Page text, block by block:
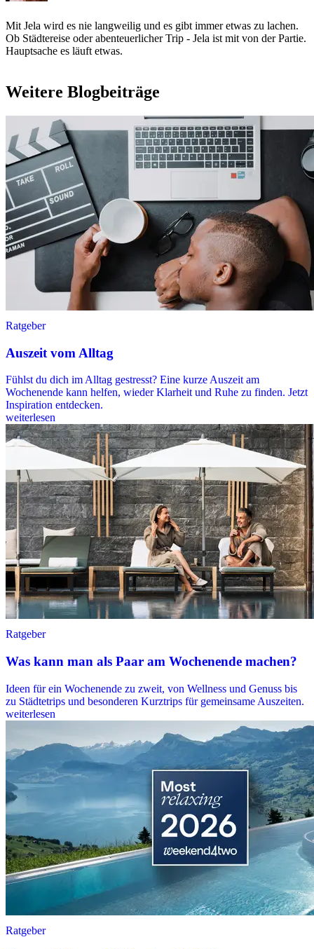
Mit Jela wird es nie langweilig und es gibt immer etwas zu lachen.
Ob Städtereise oder abenteuerlicher Trip - Jela ist mit von der Partie.
Hauptsache es läuft etwas.
Weitere Blogbeiträge
Ratgeber
Auszeit vom Alltag
Fühlst du dich im Alltag gestresst? Eine kurze Auszeit am
Wochenende kann helfen, wieder Klarheit und Ruhe zu finden. Jetzt
Inspiration entdecken.
weiterlesen
Ratgeber
Was kann man als Paar am Wochenende machen?
Ideen für ein Wochenende zu zweit, von Wellness und Genuss bis
zu Städtetrips und besonderen Kurztrips für gemeinsame Auszeiten.
weiterlesen
Ratgeber